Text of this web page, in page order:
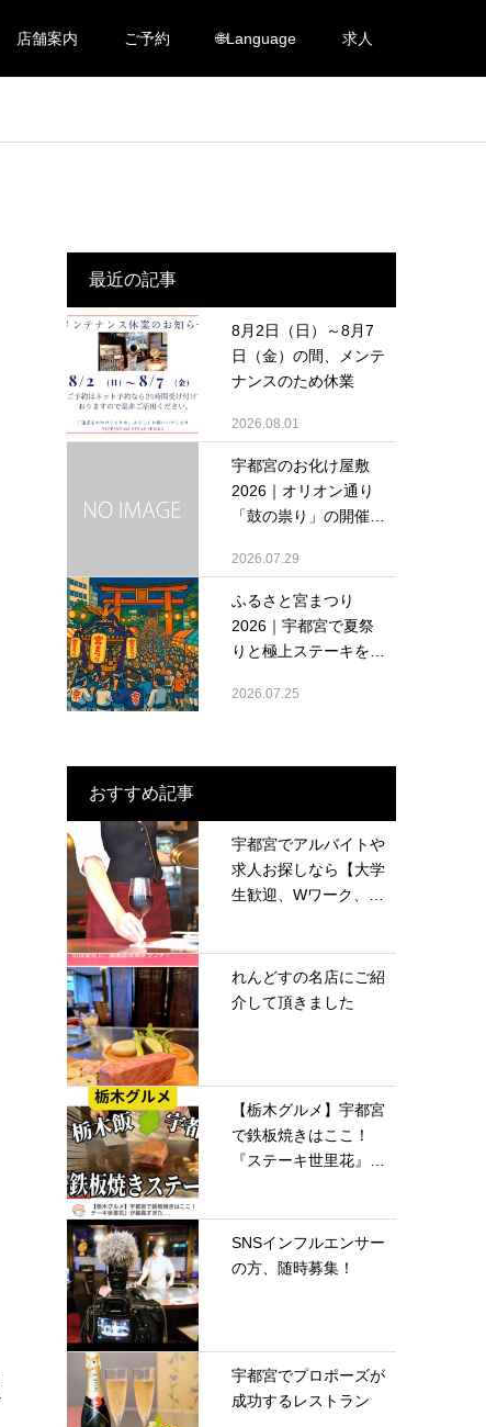
店舗案内 ご予約 🌐Language 求人
最近の記事
8月2日（日）～8月7
日（金）の間、メンテ
ナンスのため休業
2026.08.01
宇都宮のお化け屋敷
2026｜オリオン通り
「鼓の祟り」の開催
2026.07.29
ふるさと宮まつり
2026｜宇都宮で夏祭
りと極上ステーキを堪
2026.07.25
おすすめ記事
宇都宮でアルバイトや
求人お探しなら【大学
生歓迎、Wワーク、
れんどすの名店にご紹
介して頂きました
【栃木グルメ】宇都宮
で鉄板焼きはここ！
『ステーキ世里花』が
SNSインフルエンサー
の方、随時募集！
宇都宮でプロポーズが
成功するレストラン